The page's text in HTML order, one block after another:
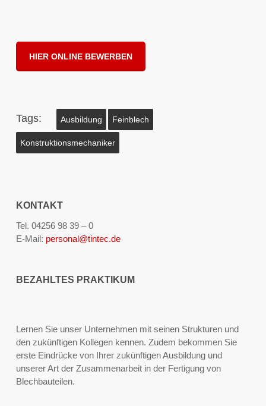
HIER ONLINE BEWERBEN
Tags: Ausbildung Feinblech
Konstruktionsmechaniker
KONTAKT
Tel. 04256 98 39 – 0
E-Mail: personal@tintec.de
BEZAHLTES PRAKTIKUM
Lernen Sie unser Unternehmen mit seinen Strukturen und
den zukünftigen Kollegen kennen. Zudem bekommen Sie
erste Eindrücke von Ihrer zukünftigen Ausbildung und
unserer Art der Zusammenarbeit in der Fertigung von
Blechbauteilen.